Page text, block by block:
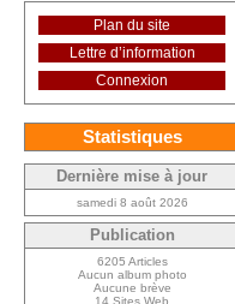
Plan du site
Lettre d’information
Connexion
Statistiques
Dernière mise à jour
samedi 8 août 2026
Publication
6205 Articles
Aucun album photo
Aucune brève
14 Sites Web